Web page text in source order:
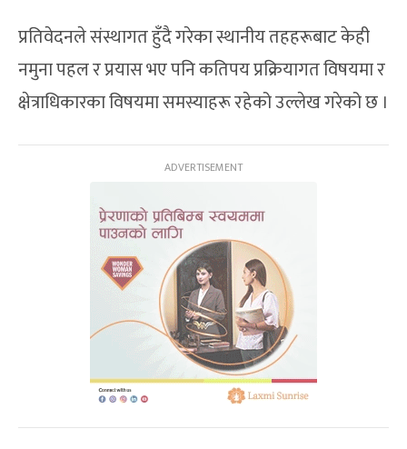
प्रतिवेदनले संस्थागत हुँदै गरेका स्थानीय तहहरूबाट केही
नमुना पहल र प्रयास भए पनि कतिपय प्रक्रियागत विषयमा र
क्षेत्राधिकारका विषयमा समस्याहरू रहेको उल्लेख गरेको छ ।